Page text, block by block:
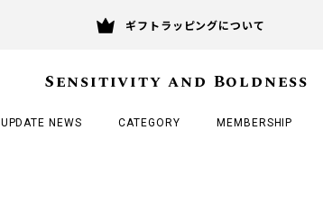
ギフトラッピングについて
Sensitivity and Boldness
UPDATE NEWS CATEGORY MEMBERSHIP